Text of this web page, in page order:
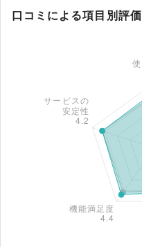
口コミによる項目別評価